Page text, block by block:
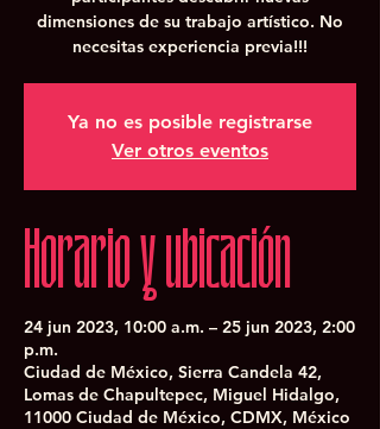
dimensiones de su trabajo artístico. No
necesitas experiencia previa!!!
Ya no es posible registrarse
Ver otros eventos
Horario y ubicación
24 jun 2023, 10:00 a.m. – 25 jun 2023, 2:00
p.m.
Ciudad de México, Sierra Candela 42,
Lomas de Chapultepec, Miguel Hidalgo,
11000 Ciudad de México, CDMX, México